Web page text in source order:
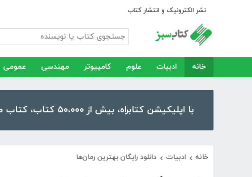
نشر الکترونیک و انتشار کتاب
خانه ادبیات علوم کامپیوتر مهندسی عمومی
با اپلیکیشن کتابراه، بیش از ۵۰،۰۰۰ کتاب، کتاب صوتی و رمان را در موبایل و تبلت خود داشته باشید!
خانه › ادبیات › دانلود رایگان بهترین رمان‌ها